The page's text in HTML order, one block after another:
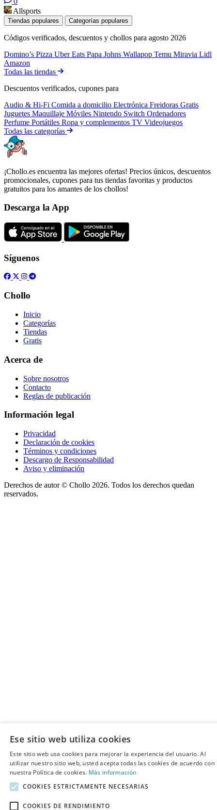
Allsports
Tiendas populares Categorías populares
Códigos verificados, descuentos y chollos para agosto 2026
Domino’s Pizza Uber Eats Papa Johns Wallapop Temu Miravia Lidl
Amazon
Todas las tiendas
Descuentos verificados, cupones para
Audio & Hi-Fi Comida a domicilio Electrónica Freidoras Gratis
Juguetes Maquillaje Móviles Nintendo Switch Ordenadores
Perfume Portátiles Ropa y complementos TV Videojuegos
Todas las categorías
¡Chollo.es encuentra las mejores ofertas! Precios únicos, descuentos
promocionales, cupones para tus tiendas favoritas y productos
gratuitos para los amantes de los chollos!
Descarga la App
Síguenos
Chollo
Inicio
Categorías
Tiendas
Gratis
Acerca de
Sobre nosotros
Contacto
Reglas de publicación
Información legal
Privacidad
Declaración de cookies
Términos y condiciones
Descargo de Responsabilidad
Aviso y eliminación
Derechos de autor © Chollo 2026. Todos los derechos quedan
reservados.
Ese sitio web utiliza cookies
Este sitio web usa cookies para mejorar la experiencia del usuario. Al
utilizar nuestro sitio web, usted acepta todas las cookies de acuerdo con
nuestra Política de cookies. Más información
COOKIES ESTRICTAMENTE NECESARIAS
COOKIES DE RENDIMIENTO